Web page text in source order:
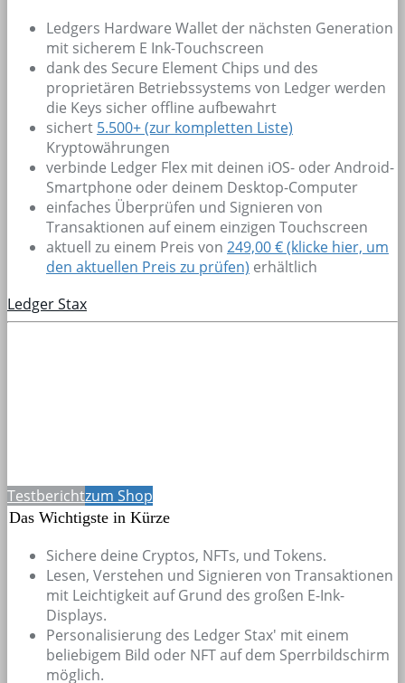
Ledgers Hardware Wallet der nächsten Generation
mit sicherem E Ink-Touchscreen
dank des Secure Element Chips und des
proprietären Betriebssystems von Ledger werden
die Keys sicher offline aufbewahrt
sichert 5.500+(zur kompletten Liste)
Kryptowährungen
verbinde Ledger Flex mit deinen iOS- oder Android-
Smartphone oder deinem Desktop-Computer
einfaches Überprüfen und Signieren von
Transaktionen auf einem einzigen Touchscreen
aktuell zu einem Preis von 249,00 € (klicke hier, um
den aktuellen Preis zu prüfen) erhältlich
Ledger Stax
Testberichtzum Shop
Das Wichtigste in Kürze
Sichere deine Cryptos, NFTs, und Tokens.
Lesen, Verstehen und Signieren von Transaktionen
mit Leichtigkeit auf Grund des großen E-Ink-
Displays.
Personalisierung des Ledger Stax' mit einem
beliebigem Bild oder NFT auf dem Sperrbildschirm
möglich.